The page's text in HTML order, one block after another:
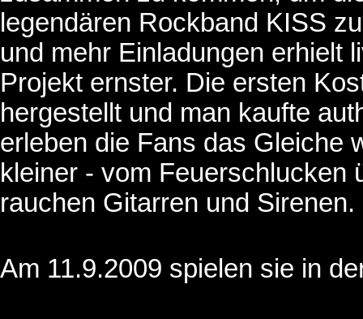
legendären Rockband KISS
und mehr Einladungen erhielt
Projekt ernster. Die ersten
hergestellt und man kaufte
erleben die Fans das Gleiche
kleiner - vom Feuerschlucken
rauchen Gitarren und Sirenen.
Am 11.9.2009 spielen sie in